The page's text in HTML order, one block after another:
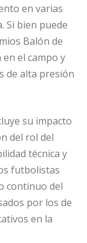
en varias
Si bien puede
Balón de
el campo y
de alta presión
su impacto
del rol del
técnica y
futbolistas
continuo del
por los de
en la